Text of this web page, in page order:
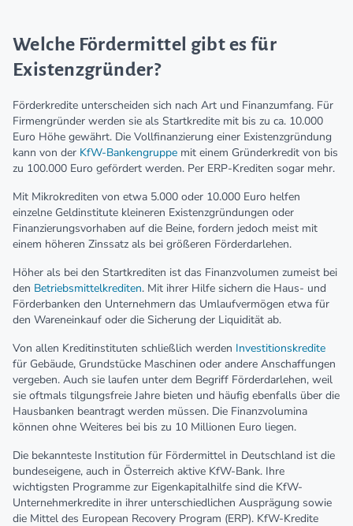
Welche Fördermittel gibt es für
Existenzgründer?
Förderkredite unterscheiden sich nach Art und Finanzumfang. Für
Firmengründer werden sie als Startkredite mit bis zu ca. 10.000
Euro Höhe gewährt. Die Vollfinanzierung einer Existenzgründung
kann von der KfW-Bankengruppe mit einem Gründerkredit von bis
zu 100.000 Euro gefördert werden. Per ERP-Krediten sogar mehr.
Mit Mikrokrediten von etwa 5.000 oder 10.000 Euro helfen
einzelne Geldinstitute kleineren Existenzgründungen oder
Finanzierungsvorhaben auf die Beine, fordern jedoch meist mit
einem höheren Zinssatz als bei größeren Förderdarlehen.
Höher als bei den Startkrediten ist das Finanzvolumen zumeist bei
den Betriebsmittelkrediten. Mit ihrer Hilfe sichern die Haus- und
Förderbanken den Unternehmern das Umlaufvermögen etwa für
den Wareneinkauf oder die Sicherung der Liquidität ab.
Von allen Kreditinstituten schließlich werden Investitionskredite
für Gebäude, Grundstücke Maschinen oder andere Anschaffungen
vergeben. Auch sie laufen unter dem Begriff Förderdarlehen, weil
sie oftmals tilgungsfreie Jahre bieten und häufig ebenfalls über die
Hausbanken beantragt werden müssen. Die Finanzvolumina
können ohne Weiteres bei bis zu 10 Millionen Euro liegen.
Die bekannteste Institution für Fördermittel in Deutschland ist die
bundeseigene, auch in Österreich aktive KfW-Bank. Ihre
wichtigsten Programme zur Eigenkapitalhilfe sind die KfW-
Unternehmerkredite in ihrer unterschiedlichen Ausprägung sowie
die Mittel des European Recovery Program (ERP). KfW-Kredite